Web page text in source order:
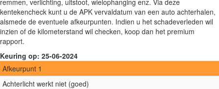
remmen, verlichting, uitstoot, wielophanging enz. Via deze
kentekencheck kunt u de APK vervaldatum van een auto achterhalen,
alsmede de eventuele afkeurpunten. Indien u het schadeverleden wil
inzien of de kilometerstand wil checken, koop dan het premium
rapport.
Keuring op: 25-06-2024
Afkeurpunt 1
Achterlicht werkt niet (goed)